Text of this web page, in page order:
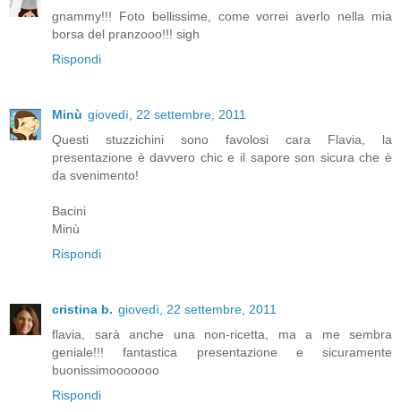
gnammy!!! Foto bellissime, come vorrei averlo nella mia
borsa del pranzooo!!! sigh
Rispondi
Minù giovedì, 22 settembre, 2011
Questi stuzzichini sono favolosi cara Flavia, la
presentazione è davvero chic e il sapore son sicura che è
da svenimento!
Bacini
Minù
Rispondi
cristina b. giovedì, 22 settembre, 2011
flavia, sarà anche una non-ricetta, ma a me sembra
geniale!!! fantastica presentazione e sicuramente
buonissimooooooo
Rispondi